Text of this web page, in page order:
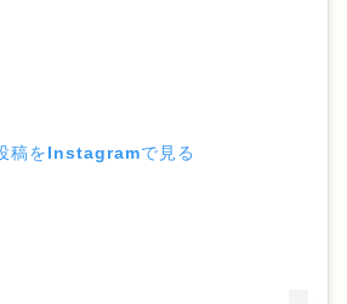
稿をInstagramで見る